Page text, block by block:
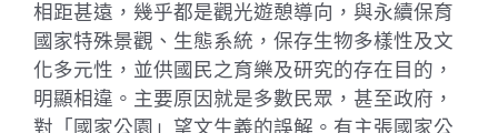
相距甚遠，幾乎都是觀光遊憩導向，與永續保育
國家特殊景觀、生態系統，保存生物多樣性及文
化多元性，並供國民之育樂及研究的存在目的，
明顯相違。主要原因就是多數民眾，甚至政府，
對「國家公園」望文生義的誤解。有主張國家公